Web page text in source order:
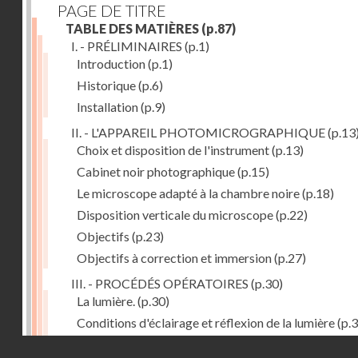
PAGE DE TITRE
TABLE DES MATIÈRES (p.87)
I. - PRÉLIMINAIRES (p.1)
Introduction(p.1)
Historique(p.6)
Installation(p.9)
II. - L'APPAREIL PHOTOMICROGRAPHIQUE
Choix et disposition de l'instrument(p.13)
Cabinet noir photographique(p.15)
Le microscope adapté à la chambre noire(p.18)
Disposition verticale du microscope(p.22)
Objectifs (p.23)
Objectifs à correction et immersion(p.27)
III. - PROCÉDÉS OPÉRATOIRES (p.30)
La lumière. (p.30)
Conditions d'éclairage et réflexion de la lumière